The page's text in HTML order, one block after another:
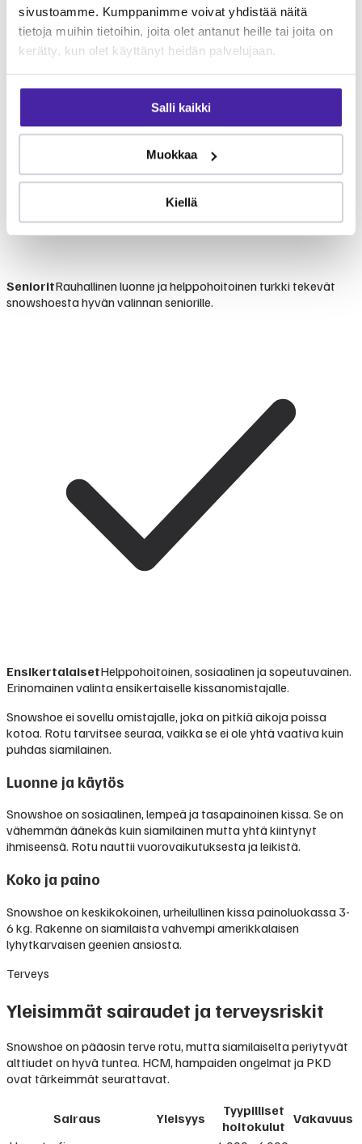
sivustoamme. Kumppanimme voivat yhdistää näitä
tietoja muihin tietoihin, joita olet antanut heille tai joita on
kerätty, kun olet käyttänyt heidän palvelujaan.
Salli kaikki
Muokkaa
Kiellä
SenioritRauhallinen luonne ja helppohoitoinen turkki tekevät
snowshoesta hyvän valinnan seniorille.
EnsikertalaisetHelppohoitoinen, sosiaalinen ja sopeutuvainen.
Erinomainen valinta ensikertaiselle kissanomistajalle.
Snowshoe ei sovellu omistajalle, joka on pitkiä aikoja poissa
kotoa. Rotu tarvitsee seuraa, vaikka se ei ole yhtä vaativa kuin
puhdas siamilainen.
Luonne ja käytös
Snowshoe on sosiaalinen, lempeä ja tasapainoinen kissa. Se on
vähemmän äänekäs kuin siamilainen mutta yhtä kiintynyt
ihmiseensä. Rotu nauttii vuorovaikutuksesta ja leikistä.
Koko ja paino
Snowshoe on keskikokoinen, urheilullinen kissa painoluokassa 3-
6 kg. Rakenne on siamilaista vahvempi amerikkalaisen
lyhytkarvaisen geenien ansiosta.
Terveys
Yleisimmät sairaudet ja terveysriskit
Snowshoe on pääosin terve rotu, mutta siamilaiselta periytyvät
alttiudet on hyvä tuntea. HCM, hampaiden ongelmat ja PKD
ovat tärkeimmät seurattavat.
Sairaus Yleisyys
Tyypilliset
hoitokulut Vakavuus